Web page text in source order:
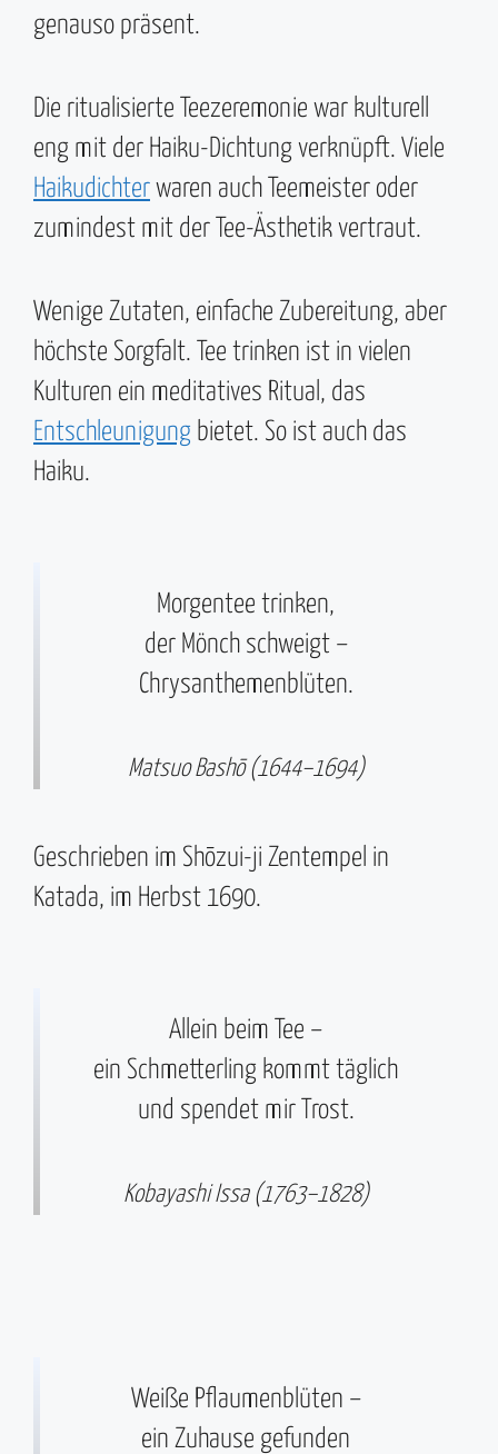
genauso präsent.
Die ritualisierte Teezeremonie war kulturell
eng mit der Haiku-Dichtung verknüpft. Viele
Haikudichter waren auch Teemeister oder
zumindest mit der Tee-Ästhetik vertraut.
Wenige Zutaten, einfache Zubereitung, aber
höchste Sorgfalt. Tee trinken ist in vielen
Kulturen ein meditatives Ritual, das
Entschleunigung bietet. So ist auch das
Haiku.
Morgentee trinken,
der Mönch schweigt –
Chrysanthemenblüten.
Matsuo Bashō (1644–1694)
Geschrieben im Shōzui-ji Zentempel in
Katada, im Herbst 1690.
Allein beim Tee –
ein Schmetterling kommt täglich
und spendet mir Trost.
Kobayashi Issa (1763–1828)
Weiße Pflaumenblüten –
ein Zuhause gefunden